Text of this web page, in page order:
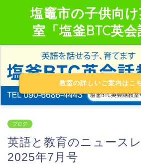
塩竈市の子供向
室「塩釜BTC英会
教室の詳しいご案内はこ
ブログ
英語と教育のニュース
2025年7月号